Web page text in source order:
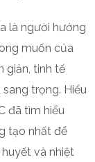
là người hướng
muốn của
giản, tinh tế
trọng. Hiểu
đã tìm hiểu
tạo nhất để
và nhiệt